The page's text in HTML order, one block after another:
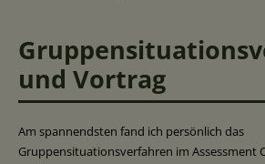
und Vortrag
Am spannendsten fand ich persönlich das
Gruppensituationsverfahren im Assessment